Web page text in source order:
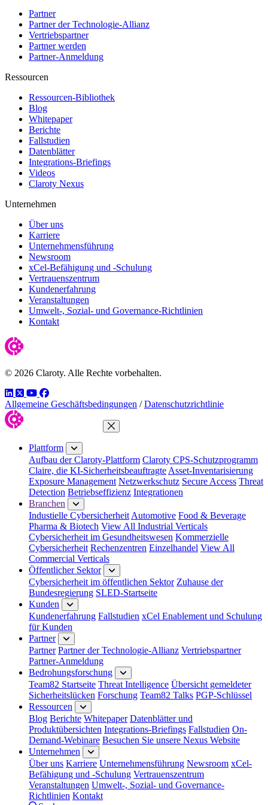
Partner
Partner der Technologie-Allianz
Vertriebspartner
Partner werden
Partner-Anmeldung
Ressourcen
Ressourcen-Bibliothek
Blog
Whitepaper
Berichte
Fallstudien
Datenblätter
Integrations-Briefings
Videos
Claroty Nexus
Unternehmen
Über uns
Karriere
Unternehmensführung
Newsroom
xCel-Befähigung und -Schulung
Vertrauenszentrum
Kundenerfahrung
Veranstaltungen
Umwelt-, Sozial- und Governance-Richtlinien
Kontakt
© 2026 Claroty. Alle Rechte vorbehalten.
LinkedIn
TwitterYouTube
Facebook
Allgemeine Geschäftsbedingungen / Datenschutzrichtlinie
Menü schließen
Plattform
Aufbau der Claroty-Plattform Claroty CPS-Schutzprogramm
Claire, die KI-Sicherheitsbeauftragte Asset-Inventarisierung
Exposure Management Netzwerkschutz Secure Access Threat
Detection Betriebseffizienz Integrationen
Branchen
Industielle Cybersicherheit Automotive Food & Beverage
Pharma & Biotech View All Industrial Verticals
Cybersicherheit im Gesundheitswesen Kommerzielle
Cybersicherheit Rechenzentren Einzelhandel View All
Commercial Verticals
Öffentlicher Sektor
Cybersicherheit im öffentlichen Sektor Zuhause der
Bundesregierung SLED-Startseite
Kunden
Kundenerfahrung Fallstudien xCel Enablement und Schulung
für Kunden
Partner
Partner Partner der Technologie-Allianz Vertriebspartner
Partner-Anmeldung
Bedrohungsforschung
Team82 Startseite Threat Intelligence Übersicht gemeldeter
Sicherheitslücken Forschung Team82 Talks PGP-Schlüssel
Ressourcen
Blog Berichte Whitepaper Datenblätter und
Produktübersichten Integrations-Briefings Fallstudien On-
Demand-Webinare Besuchen Sie unsere Nexus Website
Unternehmen
Über uns Karriere Unternehmensführung Newsroom xCel-
Befähigung und -Schulung Vertrauenszentrum
Veranstaltungen Umwelt-, Sozial- und Governance-
Richtlinien Kontakt